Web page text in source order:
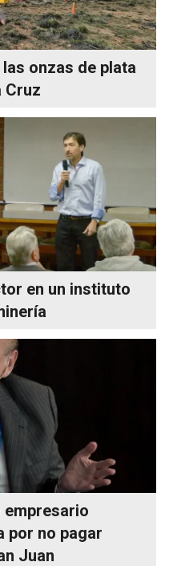
onzas de plata
Cruz
en un instituto
empresario
por no pagar
Juan